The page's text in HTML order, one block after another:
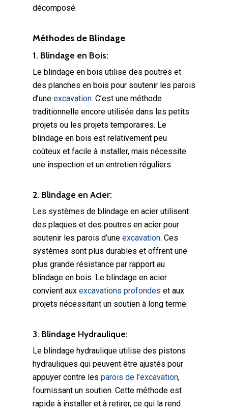
décomposé.
Méthodes de Blindage
1. Blindage en Bois:
Le blindage en bois utilise des poutres et
des planches en bois pour soutenir les parois
d’une excavation. C’est une méthode
traditionnelle encore utilisée dans les petits
projets ou les projets temporaires. Le
blindage en bois est relativement peu
coûteux et facile à installer, mais nécessite
une inspection et un entretien réguliers.
2. Blindage en Acier:
Les systèmes de blindage en acier utilisent
des plaques et des poutres en acier pour
soutenir les parois d’une excavation. Ces
systèmes sont plus durables et offrent une
plus grande résistance par rapport au
blindage en bois. Le blindage en acier
convient aux excavations profondes et aux
projets nécessitant un soutien à long terme.
3. Blindage Hydraulique:
Le blindage hydraulique utilise des pistons
hydrauliques qui peuvent être ajustés pour
appuyer contre les parois de l’excavation,
fournissant un soutien. Cette méthode est
rapide à installer et à retirer, ce qui la rend